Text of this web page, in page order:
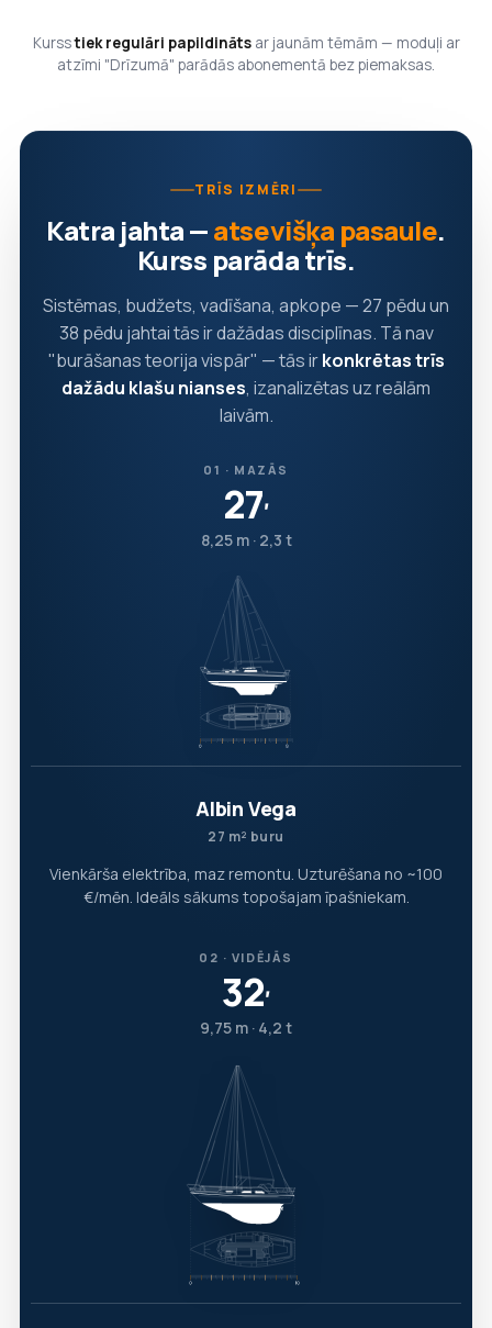
Kursstiek regulāri papildinātsar jaunām tēmām — moduļi ar
atzīmi "Drīzumā" parādās abonementā bez piemaksas.
TRĪS IZMĒRI
Katra jahta —atsevišķa pasaule.
Kurss parāda trīs.
Sistēmas, budžets, vadīšana, apkope — 27 pēdu un
38 pēdu jahtai tās ir dažādas disciplīnas. Tā nav
"burāšanas teorija vispār" — tās irkonkrētas trīs
dažādu klašu nianses, izanalizētas uz reālām
laivām.
01 · MAZĀS
27′
8,25 m · 2,3 t
Albin Vega
27 m² buru
Vienkārša elektrība, maz remontu. Uzturēšana no ~100
€/mēn. Ideāls sākums topošajam īpašniekam.
02 · VIDĒJĀS
32′
9,75 m · 4,2 t